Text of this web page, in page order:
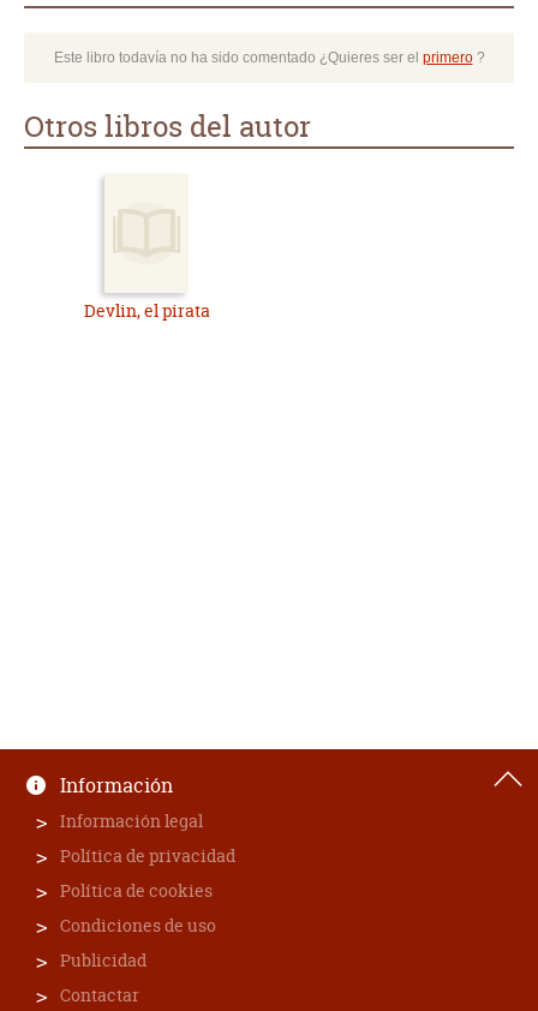
Este libro todavía no ha sido comentado ¿Quieres ser el primero?
Otros libros del autor
Devlin, el pirata
Información
Información legal
Política de privacidad
Política de cookies
Condiciones de uso
Publicidad
Contactar